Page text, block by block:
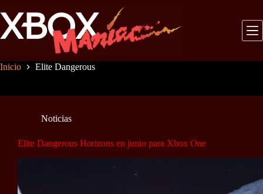
al
contenido
Inicio Elite Dangerous
Noticias
Elite Dangerous Horizons en junio para Xbox One